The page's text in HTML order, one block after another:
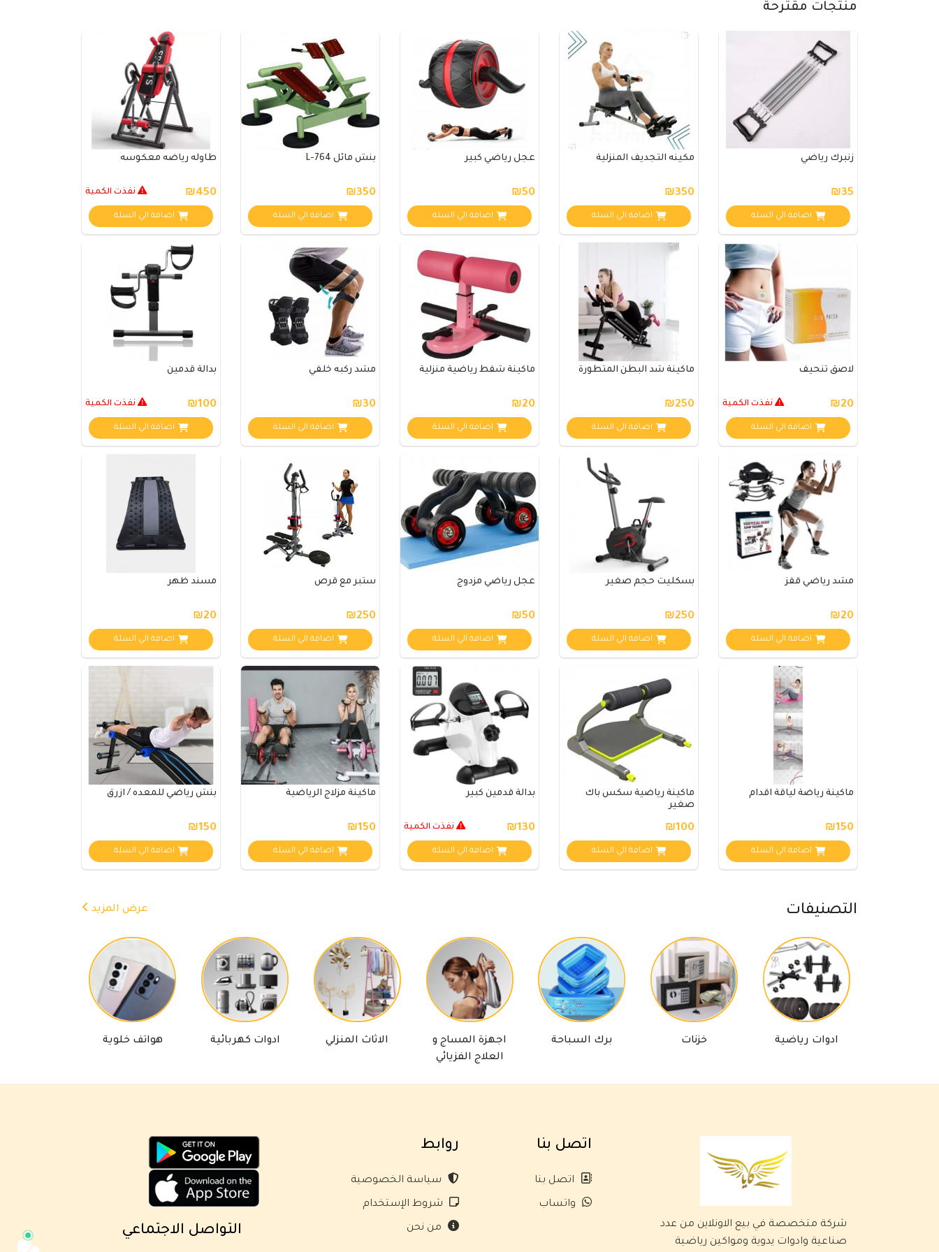
منتجات مقترحة
زنبرك رياضي
₪35
اضافة الي السلة
مكينه التجديف المنزلية
₪350
اضافة الي السلة
عجل رياضي كبير
₪50
اضافة الي السلة
بنش مائل L-764
₪350
اضافة الي السلة
طاوله رياضه معكوسه
₪450 نفذت الكمية
اضافة الي السلة
لاصق تنحيف
₪20 نفذت الكمية
اضافة الي السلة
ماكينة شد البطن المتطورة
₪250
اضافة الي السلة
ماكينة شفط رياضية منزلية
₪20
اضافة الي السلة
مشد ركبه خلفي
₪30
اضافة الي السلة
بدالة قدمين
₪100 نفذت الكمية
اضافة الي السلة
مشد رياضي قفز
₪20
اضافة الي السلة
بسكليت حجم صغير
₪250
اضافة الي السلة
عجل رياضي مزدوج
₪50
اضافة الي السلة
ستبر مع قرص
₪250
اضافة الي السلة
مسند ظهر
₪20
اضافة الي السلة
ماكينة رياضة لياقة اقدام
₪150
اضافة الي السلة
ماكينة رياضية سكس باك
صغير
₪100
اضافة الي السلة
بدالة قدمين كبير
₪130 نفذت الكمية
اضافة الي السلة
ماكينة مزلاج الرياضية
₪150
اضافة الي السلة
بنش رياضي للمعده / ازرق
₪150
اضافة الي السلة
التصنيفات عرض المزيد
ادوات رياضية خزنات برك السباحة
اجهزة المساج و
العلاج الفزيائي
الاثاث المنزلي ادوات كهربائية هواتف خلوية
مساعد كايا للتسويق الإلكتروني
متصل الآن
مرحباً 👋 أنا مساعدك الذكي في كايا
شركة متخصصة في بيع الاونلاين من عدد
صناعية وادوات يدوية ومواكين رياضية
اتصل بنا
اتصل بنا
واتساب
روابط
سياسة الخصوصية
شروط الإستخدام
من نحن التواصل الاجتماعي